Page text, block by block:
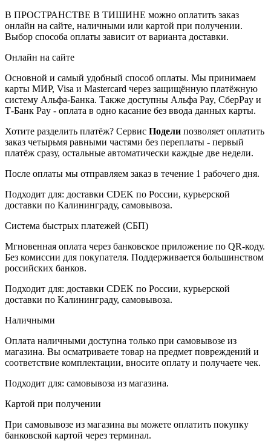
В ПРОСТРАНСТВЕ В ТИШИНЕ можно оплатить заказ
онлайн на сайте, наличными или картой при получении.
Выбор способа оплаты зависит от варианта доставки.
Онлайн на сайте
Основной и самый удобный способ оплаты. Мы принимаем
карты МИР, Visa и Mastercard через защищённую платёжную
систему Альфа-Банка. Также доступны Альфа Pay, СберPay и
Т-Банк Pay - оплата в одно касание без ввода данных карты.
Хотите разделить платёж? Сервис Подели позволяет оплатить
заказ четырьмя равными частями без переплаты - первый
платёж сразу, остальные автоматически каждые две недели.
После оплаты мы отправляем заказ в течение 1 рабочего дня.
Подходит для: доставки CDEK по России, курьерской
доставки по Калининграду, самовывоза.
Система быстрых платежей (СБП)
Мгновенная оплата через банковское приложение по QR-коду.
Без комиссии для покупателя. Поддерживается большинством
российских банков.
Подходит для: доставки CDEK по России, курьерской
доставки по Калининграду, самовывоза.
Наличными
Оплата наличными доступна только при самовывозе из
магазина. Вы осматриваете товар на предмет повреждений и
соответствие комплектации, вносите оплату и получаете чек.
Подходит для: самовывоза из магазина.
Картой при получении
При самовывозе из магазина вы можете оплатить покупку
банковской картой через терминал.